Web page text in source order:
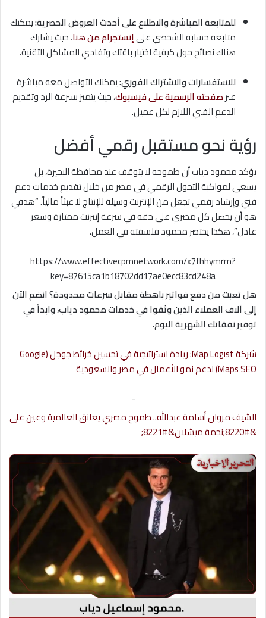
للمتابعة المباشرة والاطلاع على أحدث العروض الحصرية:يمكنك
متابعة حسابه الشخصي علىإنستجرام من هنا، حيث يشارك
هناك نصائح حول كيفية اختيار باقتك وتفادي المشاكل التقنية.
للاستفسارات والاشتراك الفوري:يمكنك التواصل معه مباشرة
عبرصفحته الرسمية على فيسبوك، حيث يتميز بسرعة الرد وتقديم
الدعم الفني اللازم لكل عميل.
رؤية نحو مستقبل رقمي أفضل
يؤكد محمود دياب أن طموحه لا يتوقف عند محافظة البحيرة، بل
يسعى لمواكبة التحول الرقمي في مصر من خلال تقديم خدمات دعم
فني وإرشاد رقمي تجعل من الإنترنت وسيلة للإنتاج لا عبئاً مالياً. “هدفي
هو أن يحصل كل مصري على حقه في سرعة إنترنت ممتازة وسعر
عادل”، هكذا يختصر محمود فلسفته في العمل.
https://www.effectivecpmnetwork.com/x7fhhymrm?
key=87615ca1b18702dd17ae0ecc83cd248a
هل تعبت من دفع فواتير باهظة مقابل سرعات محدودة؟ انضم الآن
إلى آلاف العملاء الذين وثقوا في خدمات محمود دياب، وابدأ في
توفير نفقاتك الشهرية اليوم.
شركة Map Logist: ريادة استراتيجية في تحسين خرائط جوجل (Google
Maps SEO) لدعم نمو الأعمال في مصر والسعودية
-
الشيف مروان أسامة عبدالله.. طموح مصري يعانق العالمية وعين على
&#8220;نجمة ميشلان&#8221;